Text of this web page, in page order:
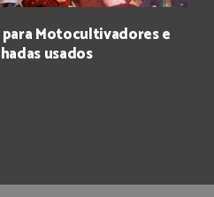
Motocultivadores e
usados